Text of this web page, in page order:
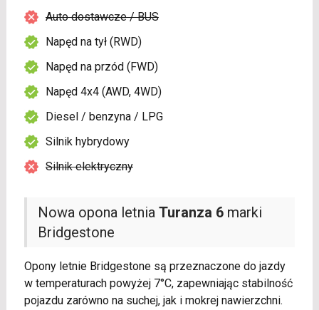
Nowa opona letnia Turanza 6marki
Bridgestone
Opony letnie Bridgestone są przeznaczone do jazdy
w temperaturach powyżej 7°C, zapewniając stabilność
pojazdu zarówno na suchej, jak i mokrej nawierzchni.
Auto dostawcze / BUS
Napęd na tył (RWD)
Napęd na przód (FWD)
Napęd 4x4 (AWD, 4WD)
Diesel / benzyna / LPG
Silnik hybrydowy
Silnik elektryczny